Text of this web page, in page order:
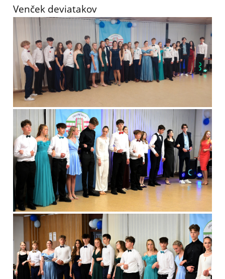
Venček deviatakov